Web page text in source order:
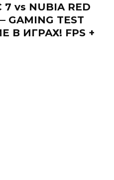
7 vs NUBIA RED
GAMING TEST
В ИГРАХ! FPS +